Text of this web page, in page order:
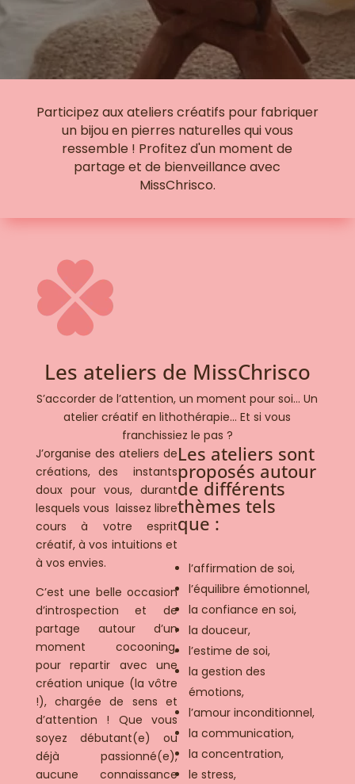
Participez aux ateliers créatifs pour fabriquer
un bijou en pierres naturelles qui vous
ressemble ! Profitez d'un moment de
partage et de bienveillance avec
MissChrisco.
Les ateliers de MissChrisco
S’accorder de l’attention, un moment pour soi… Un
atelier créatif en lithothérapie... Et si vous
franchissiez le pas ?
J’organise des ateliers de
créations, des instants
doux pour vous, durant
lesquels vous laissez libre
cours à votre esprit
créatif, à vos intuitions et
à vos envies.
C’est une belle occasion
d’introspection et de
partage autour d’un
moment cocooning,
pour repartir avec une
création unique (la vôtre
!), chargée de sens et
d’attention ! Que vous
soyez débutant(e) ou
déjà passionné(e),
aucune connaissance
Les ateliers sont
proposés autour
de différents
thèmes tels
que :
l’affirmation de soi,
l’équilibre émotionnel,
la confiance en soi,
la douceur,
l’estime de soi,
la gestion des
émotions,
l’amour inconditionnel,
la communication,
la concentration,
le stress,